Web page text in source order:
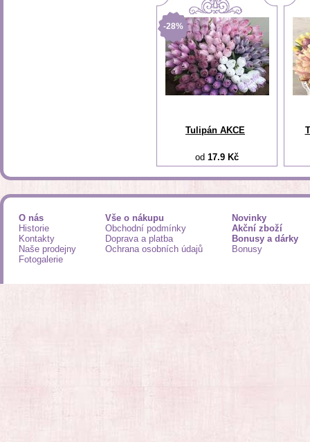
-28%
Tulipán AKCE
od 17.9 Kč
O nás
Historie
Kontakty
Naše prodejny
Fotogalerie
Vše o nákupu
Obchodní podmínky
Doprava a platba
Ochrana osobních údajů
Novinky
Akční zboží
Bonusy a dárky
Bonusy